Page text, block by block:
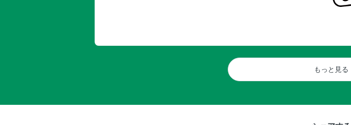
もっと見る